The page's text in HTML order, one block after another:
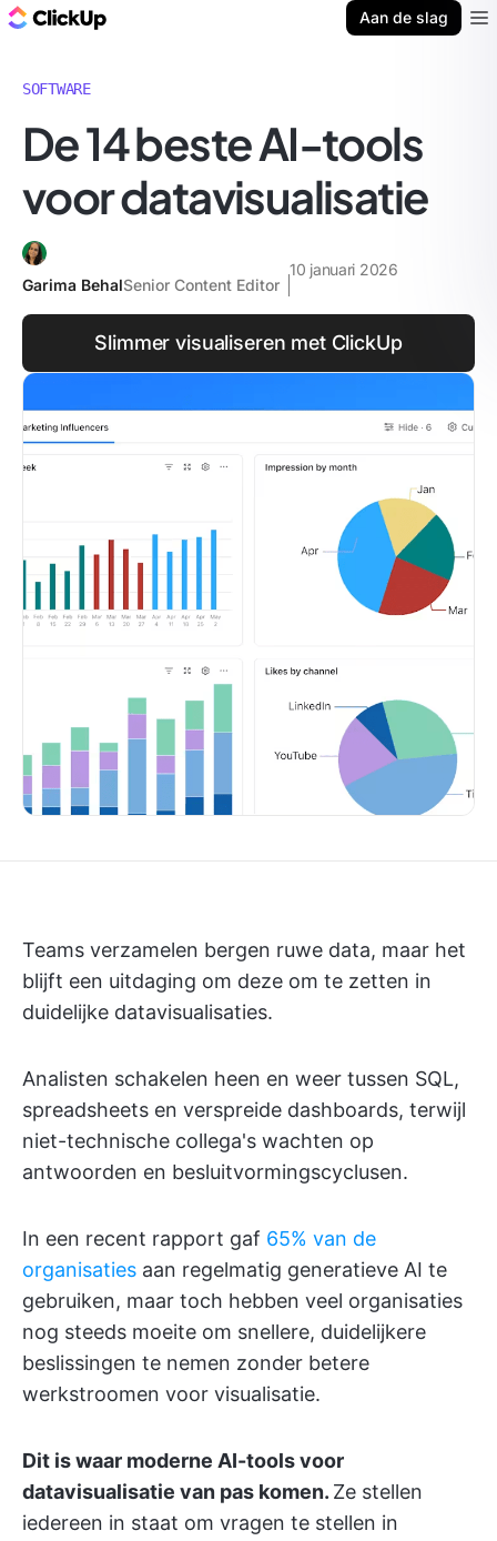
Aan de slag
SOFTWARE
De 14 beste AI-tools
voor datavisualisatie
Garima BehalSenior Content Editor
10 januari 2026
Slimmer visualiseren met ClickUp
Teams verzamelen bergen ruwe data, maar het
blijft een uitdaging om deze om te zetten in
duidelijke datavisualisaties.
Analisten schakelen heen en weer tussen SQL,
spreadsheets en verspreide dashboards, terwijl
niet-technische collega's wachten op
antwoorden en besluitvormingscyclusen.
In een recent rapport gaf 65% van de
organisaties aan regelmatig generatieve AI te
gebruiken, maar toch hebben veel organisaties
nog steeds moeite om snellere, duidelijkere
beslissingen te nemen zonder betere
werkstroomen voor visualisatie.
Dit is waar moderne AI-tools voor
datavisualisatie van pas komen. Ze stellen
iedereen in staat om vragen te stellen in